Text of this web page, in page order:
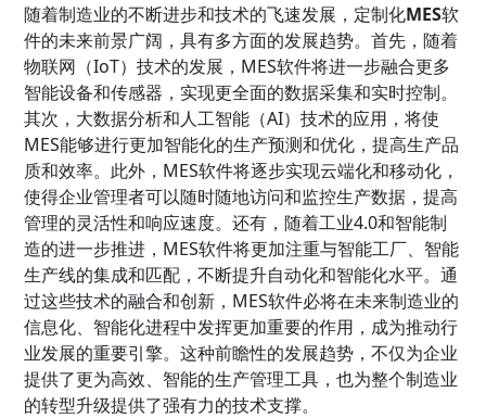
随着制造业的不断进步和技术的飞速发展，定制化MES软
件的未来前景广阔，具有多方面的发展趋势。首先，随着
物联网（IoT）技术的发展，MES软件将进一步融合更多
智能设备和传感器，实现更全面的数据采集和实时控制。
其次，大数据分析和人工智能（AI）技术的应用，将使
MES能够进行更加智能化的生产预测和优化，提高生产品
质和效率。此外，MES软件将逐步实现云端化和移动化，
使得企业管理者可以随时随地访问和监控生产数据，提高
管理的灵活性和响应速度。还有，随着工业4.0和智能制
造的进一步推进，MES软件将更加注重与智能工厂、智能
生产线的集成和匹配，不断提升自动化和智能化水平。通
过这些技术的融合和创新，MES软件必将在未来制造业的
信息化、智能化进程中发挥更加重要的作用，成为推动行
业发展的重要引擎。这种前瞻性的发展趋势，不仅为企业
提供了更为高效、智能的生产管理工具，也为整个制造业
的转型升级提供了强有力的技术支撑。